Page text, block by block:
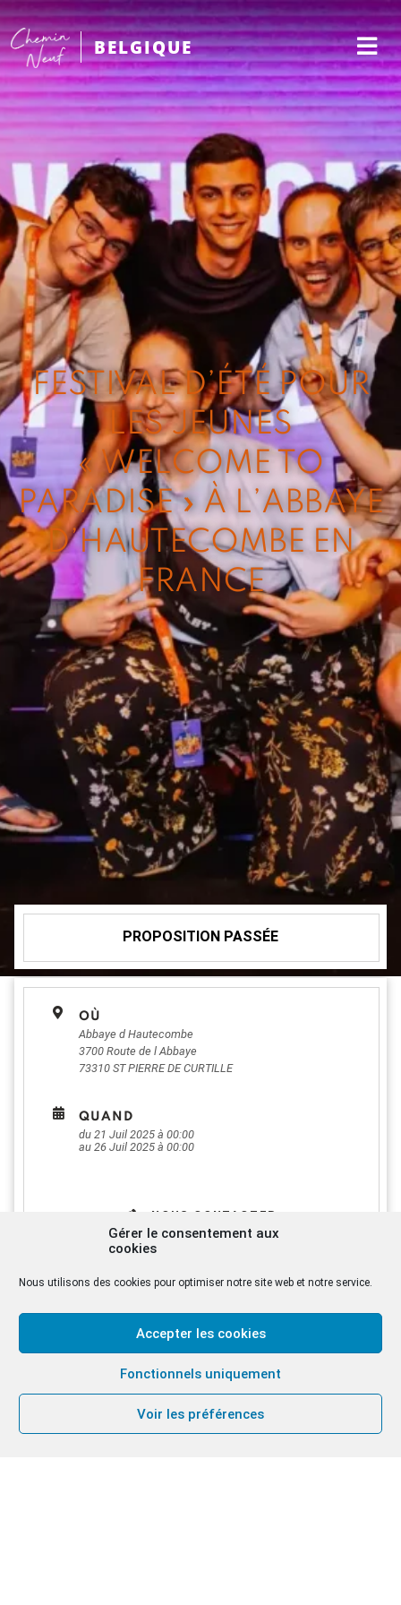
Gérer le consentement aux
cookies
Nous utilisons des cookies pour optimiser notre site web et notre service.
Accepter les cookies
Fonctionnels uniquement
Voir les préférences
BELGIQUE
FESTIVAL D’ÉTÉ POUR
LES JEUNES
« WELCOME TO
PARADISE » À L’ABBAYE
D’HAUTECOMBE EN
FRANCE
PROPOSITION PASSÉE
OÙ
Abbaye d Hautecombe
3700 Route de l Abbaye
73310 ST PIERRE DE CURTILLE
QUAND
du 21 Juil 2025 à 00:00
au 26 Juil 2025 à 00:00
NOUS CONTACTER